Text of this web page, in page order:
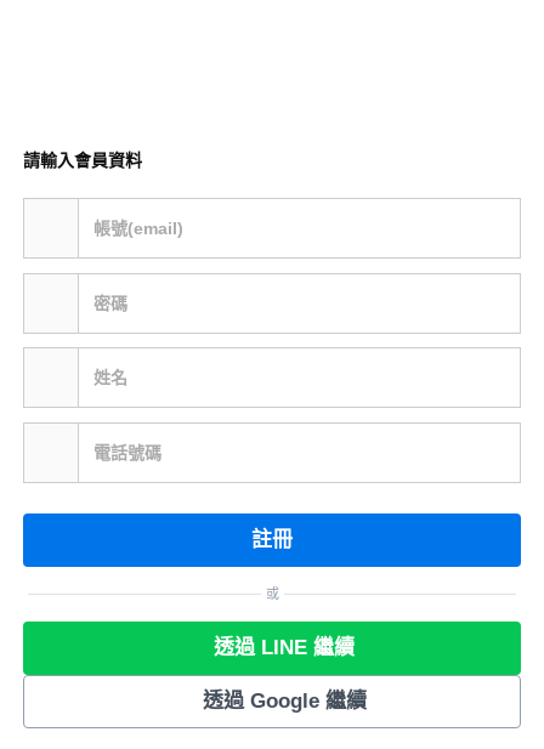
請輸入會員資料
帳號(email)
密碼
姓名
電話號碼
註冊
或
透過 LINE 繼續
透過 Google 繼續